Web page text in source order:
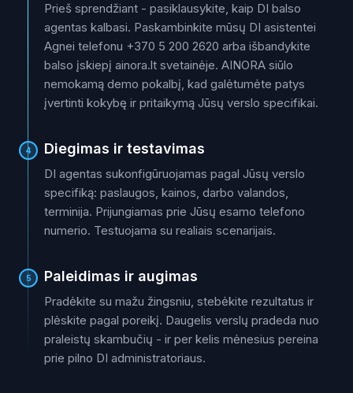
Prieš sprendžiant - pasiklausykite, kaip DI balso
agentas kalbasi. Paskambinkite mūsų DI asistentei
Agnei telefonu +370 5 200 2620 arba išbandykite
balso įskiepį ainora.lt svetainėje. AINORA siūlo
nemokamą demo pokalbį, kad galėtumėte patys
įvertinti kokybę ir pritaikymą Jūsų verslo specifikai.
4 Diegimas ir testavimas
DI agentas sukonfigūruojamas pagal Jūsų verslo
specifiką: paslaugos, kainos, darbo valandos,
terminija. Prijungiamas prie Jūsų esamo telefono
numerio. Testuojama su realiais scenarijais.
5 Paleidimas ir augimas
Pradėkite su mažu žingsniu, stebėkite rezultatus ir
plėskite pagal poreikį. Daugelis verslų pradeda nuo
praleistų skambučių - ir per kelis mėnesius pereina
prie pilno DI administratoriaus.